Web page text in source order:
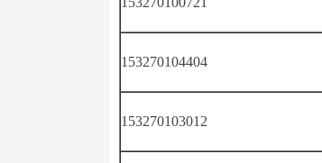
153270104404
153270103012